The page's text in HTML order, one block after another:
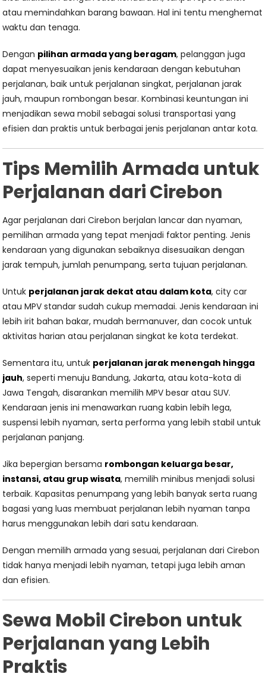
atau memindahkan barang bawaan. Hal ini tentu menghemat
waktu dan tenaga.
Dengan pilihan armada yang beragam, pelanggan juga
dapat menyesuaikan jenis kendaraan dengan kebutuhan
perjalanan, baik untuk perjalanan singkat, perjalanan jarak
jauh, maupun rombongan besar. Kombinasi keuntungan ini
menjadikan sewa mobil sebagai solusi transportasi yang
efisien dan praktis untuk berbagai jenis perjalanan antar kota.
Tips Memilih Armada untuk
Perjalanan dari Cirebon
Agar perjalanan dari Cirebon berjalan lancar dan nyaman,
pemilihan armada yang tepat menjadi faktor penting. Jenis
kendaraan yang digunakan sebaiknya disesuaikan dengan
jarak tempuh, jumlah penumpang, serta tujuan perjalanan.
Untuk perjalanan jarak dekat atau dalam kota, city car
atau MPV standar sudah cukup memadai. Jenis kendaraan ini
lebih irit bahan bakar, mudah bermanuver, dan cocok untuk
aktivitas harian atau perjalanan singkat ke kota terdekat.
Sementara itu, untuk perjalanan jarak menengah hingga
jauh, seperti menuju Bandung, Jakarta, atau kota-kota di
Jawa Tengah, disarankan memilih MPV besar atau SUV.
Kendaraan jenis ini menawarkan ruang kabin lebih lega,
suspensi lebih nyaman, serta performa yang lebih stabil untuk
perjalanan panjang.
Jika bepergian bersama rombongan keluarga besar,
instansi, atau grup wisata, memilih minibus menjadi solusi
terbaik. Kapasitas penumpang yang lebih banyak serta ruang
bagasi yang luas membuat perjalanan lebih nyaman tanpa
harus menggunakan lebih dari satu kendaraan.
Dengan memilih armada yang sesuai, perjalanan dari Cirebon
tidak hanya menjadi lebih nyaman, tetapi juga lebih aman
dan efisien.
Sewa Mobil Cirebon untuk
Perjalanan yang Lebih
Praktis